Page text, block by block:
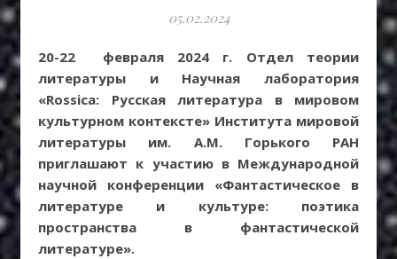
05.02.2024
20-22 февраля 2024 г. Отдел теории
литературы и Научная лаборатория
«Rossiсa: Русская литература в мировом
культурном контексте» Института мировой
литературы им. А.М. Горького РАН
приглашают к участию в Международной
научной конференции «Фантастическое в
литературе и культуре: поэтика
пространства в фантастической
литературе».